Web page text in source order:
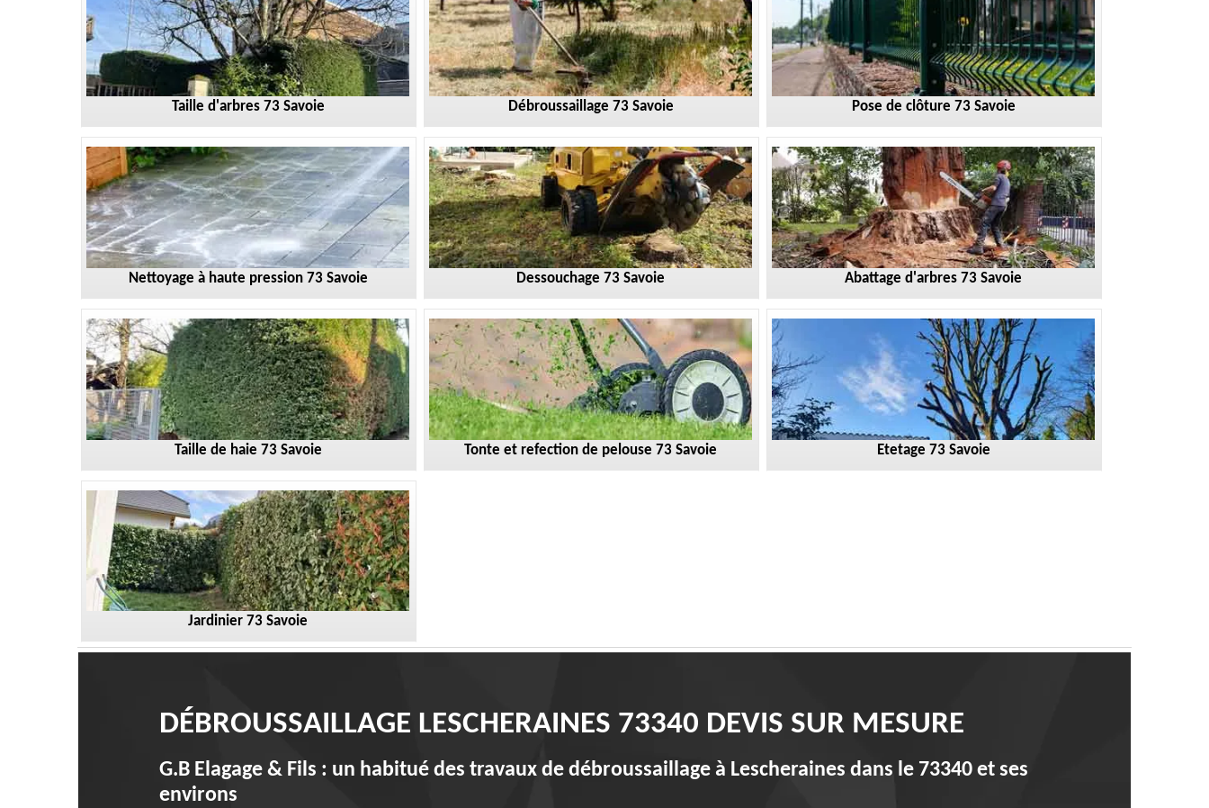
Taille d'arbres 73 Savoie Débroussaillage 73 Savoie Pose de clôture 73 Savoie
Nettoyage à haute pression 73 Savoie Dessouchage 73 Savoie Abattage d'arbres 73 Savoie
Taille de haie 73 Savoie Tonte et refection de pelouse 73 Savoie Etetage 73 Savoie
Jardinier 73 Savoie
DÉBROUSSAILLAGE LESCHERAINES 73340 DEVIS SUR MESURE
G.B Elagage & Fils : un habitué des travaux de débroussaillage à Lescheraines dans le 73340 et ses
environs